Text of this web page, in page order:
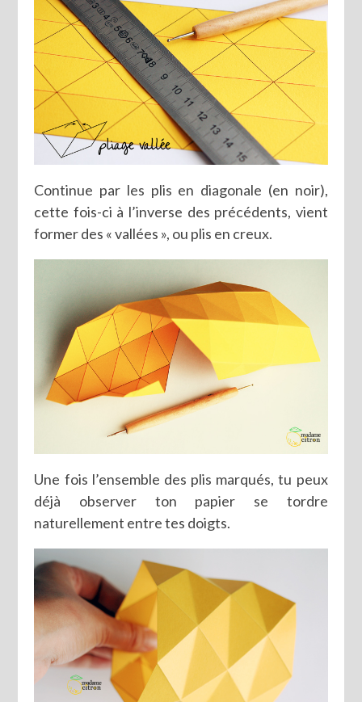
Continue par les plis en diagonale (en noir),
cette fois-ci à l’inverse des précédents, vient
former des « vallées », ou plis en creux.
Une fois l’ensemble des plis marqués, tu peux
déjà observer ton papier se tordre
naturellement entre tes doigts.